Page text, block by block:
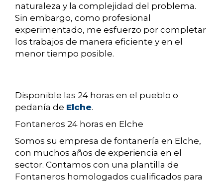
naturaleza y la complejidad del problema.
Sin embargo, como profesional
experimentado, me esfuerzo por completar
los trabajos de manera eficiente y en el
menor tiempo posible.
Disponible las 24 horas en el pueblo o
pedanía de Elche.
Fontaneros 24 horas en Elche
Somos su empresa de fontanería en Elche,
con muchos años de experiencia en el
sector. Contamos con una plantilla de
Fontaneros homologados cualificados para